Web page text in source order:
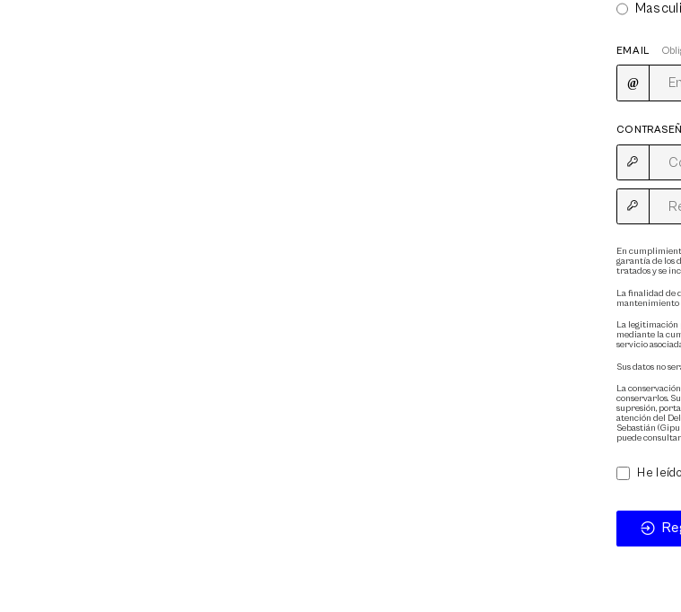
EMAIL
En
garantía de los
tratados y se
La finalidad de
mantenimiento
La legitimación
mediante la
servicio
Sus datos no
La
conservarlos.
supresión,
atención del
Sebastián
puede
He